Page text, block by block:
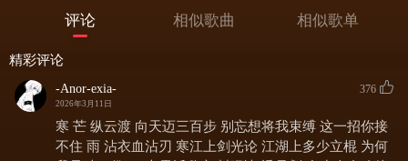
什么魄散魂飞
这一世换我护你一对
美人不是凡胎生
评论 相似歌曲 相似歌单
精彩评论
-Anor-exia-
2026年3月11日
376
寒 芒 纵云渡 向天迈三百步 别忘想将我束缚 这一招你接
不住 雨 沾衣血沾刃 寒江上剑光论 江湖上多少立棍 为何